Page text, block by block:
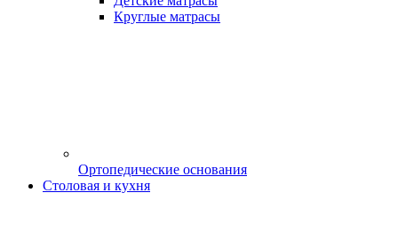
Круглые матрасы
Ортопедические основания
Столовая и кухня